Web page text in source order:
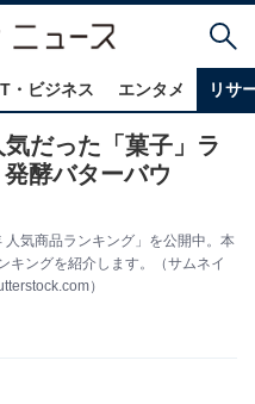
・ビジネス エンタメ リサ
気だった「菓子」ラ
酵バターバウ
気商品ランキング」を公開中。本
キングを紹介します。（サムネイ
）